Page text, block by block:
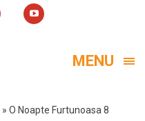
MENU
» O Noapte Furtunoasa 8